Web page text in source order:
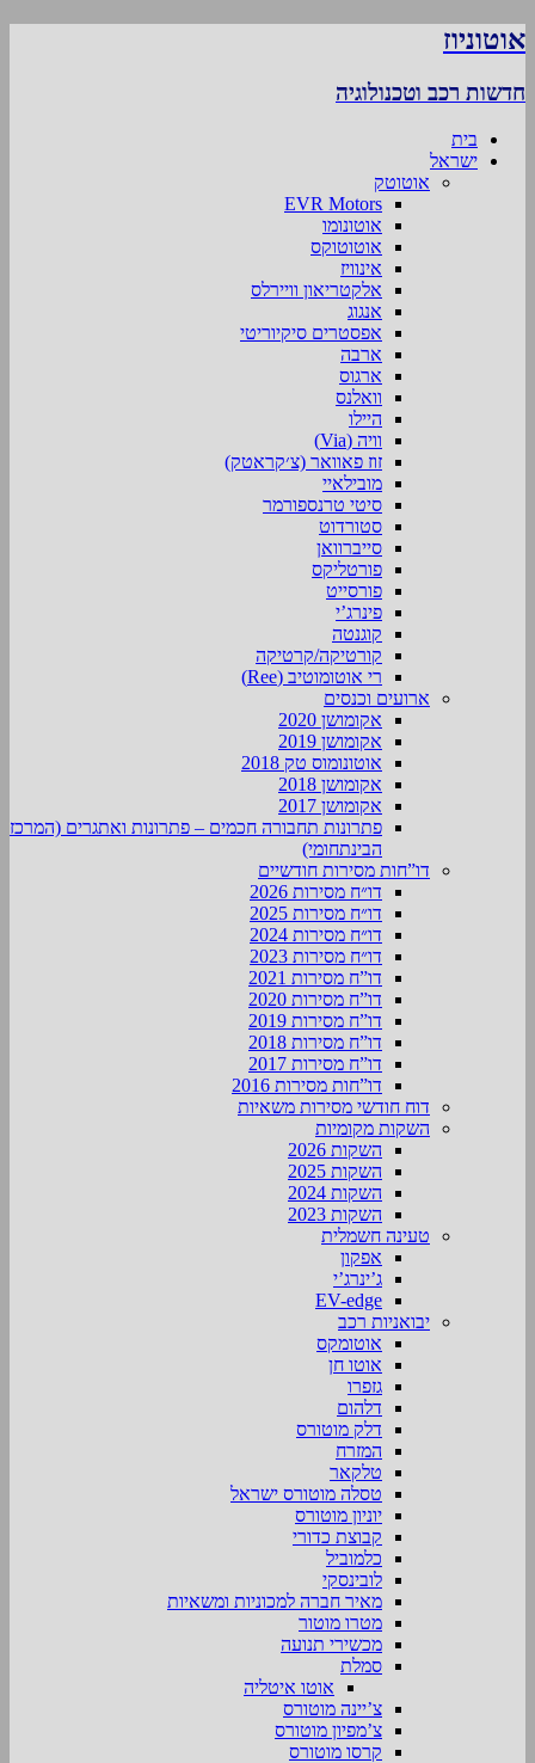
אוטוניוז
חדשות רכב וטכנולוגיה
בית
ישראל
אוטוטק
EVR Motors
אוטונומו
אוטוטוקס
אינוויז
אלקטריאון וויירלס
אנגוג
אפסטרים סיקיוריטי
ארבה
ארגוס
וואלנס
היילו
וויה (Via)
זוז פאוואר (צ׳קראטק)
מובילאיי
סיטי טרנספורמר
סטורדוט
סייברוואן
פורטליקס
פורסייט
פינרג’י
קוגנטה
קורטיקה/קרטיקה
רי אוטומוטיב (Ree)
ארועים וכנסים
אקומושן 2020
אקומושן 2019
אוטונומוס טק 2018
אקומושן 2018
אקומושן 2017
פתרונות תחבורה חכמים – פתרונות ואתגרים (המרכז
הבינתחומי)
דו”חות מסירות חודשיים
דו״ח מסירות 2026
דו״ח מסירות 2025
דו״ח מסירות 2024
דו״ח מסירות 2023
דו”ח מסירות 2021
דו”ח מסירות 2020
דו”ח מסירות 2019
דו”ח מסירות 2018
דו”ח מסירות 2017
דו”חות מסירות 2016
דוח חודשי מסירות משאיות
השקות מקומיות
השקות 2026
השקות 2025
השקות 2024
השקות 2023
טעינה חשמלית
אפקון
ג’ינרג’י
EV-edge
יבואניות רכב
אוטומקס
אוטו חן
גזפרו
דלהום
דלק מוטורס
המזרח
טלקאר
טסלה מוטורס ישראל
יוניון מוטורס
קבוצת כדורי
כלמוביל
לובינסקי
מאיר חברה למכוניות ומשאיות
מטרו מוטור
מכשירי תנועה
סמלת
אוטו איטליה
צ’יינה מוטורס
צ’מפיון מוטורס
קרסו מוטורס